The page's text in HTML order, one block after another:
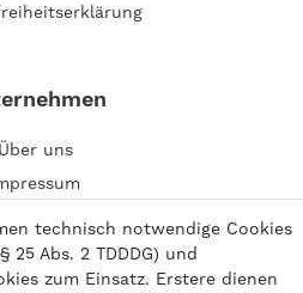
Über uns
technisch notwendige Cookies
25 Abs. 2 TDDDG) und
zum Einsatz. Erstere dienen